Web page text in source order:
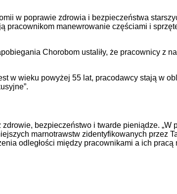
w poprawie zdrowia i bezpieczeństwa
pracownikom manewrowanie częściami i
Chorobom ustaliły, że pracownicy z
w wieku powyżej 55 lat, pracodawcy stają w
bezpieczeństwo i twarde pieniądze. „W
marnotrawstw zidentyfikowanych przez
odległości między pracownikami a ich